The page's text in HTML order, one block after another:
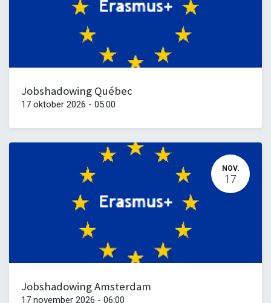
Jobshadowing Québec
17 oktober 2026 - 05:00
NOV.
17
Jobshadowing Amsterdam
17 november 2026 - 06:00